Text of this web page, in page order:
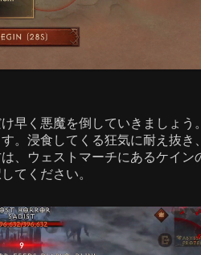
早く悪魔を倒していきましょう
。浸食してくる狂気に耐え抜き
、ウェストマーチにあるケイン
てください。